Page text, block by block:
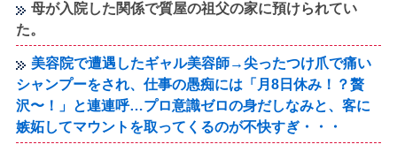
母が入院した関係で質屋の祖父の家に預けられてい
た。
美容院で遭遇したギャル美容師→尖ったつけ爪で痛い
シャンプーをされ、仕事の愚痴には「月8日休み！？贅
沢〜！」と連連呼…プロ意識ゼロの身だしなみと、客に
嫉妬してマウントを取ってくるのが不快すぎ・・・